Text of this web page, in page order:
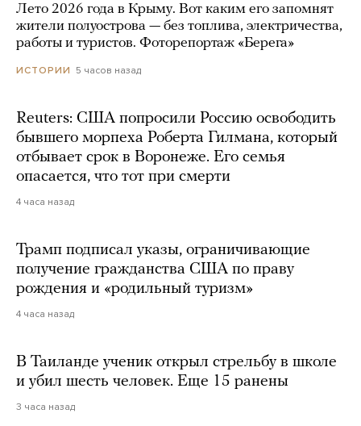
Лето 2026 года в Крыму. Вот каким его запомнят
жители полуострова — без топлива, электричества,
работы и туристов. Фоторепортаж «Берега»
ИСТОРИИ 5 часов назад
Reuters: США попросили Россию освободить
бывшего морпеха Роберта Гилмана, который
отбывает срок в Воронеже. Его семья
опасается, что тот при смерти
4 часа назад
Трамп подписал указы, ограничивающие
получение гражданства США по праву
рождения и «родильный туризм»
4 часа назад
В Таиланде ученик открыл стрельбу в школе
и убил шесть человек. Еще 15 ранены
3 часа назад